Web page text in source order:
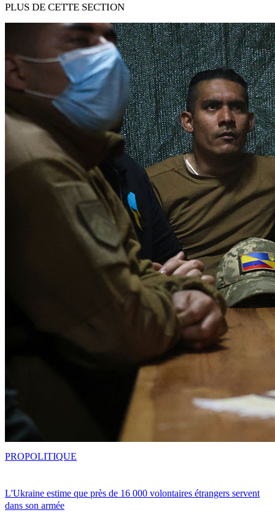
PLUS DE CETTE SECTION
L'Ukraine estime que près de 16 000 volontaires étrangers servent
dans son armée
PROPOLITIQUE